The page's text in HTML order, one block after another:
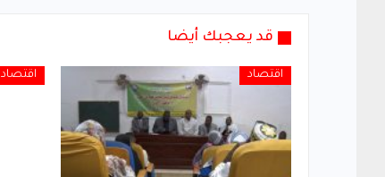
قد يعجبك أيضا
اقتصاد اقتصاد